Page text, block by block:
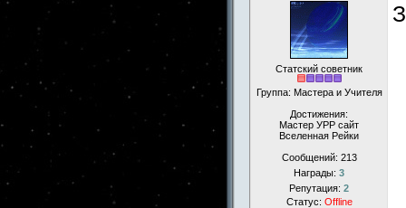
Статский советник
Группа: Мастера и Учителя
Достижения:
Мастер УРР сайт
Вселенная Рейки
Сообщений: 213
Награды: 3
Репутация: 2
Статус: Offline